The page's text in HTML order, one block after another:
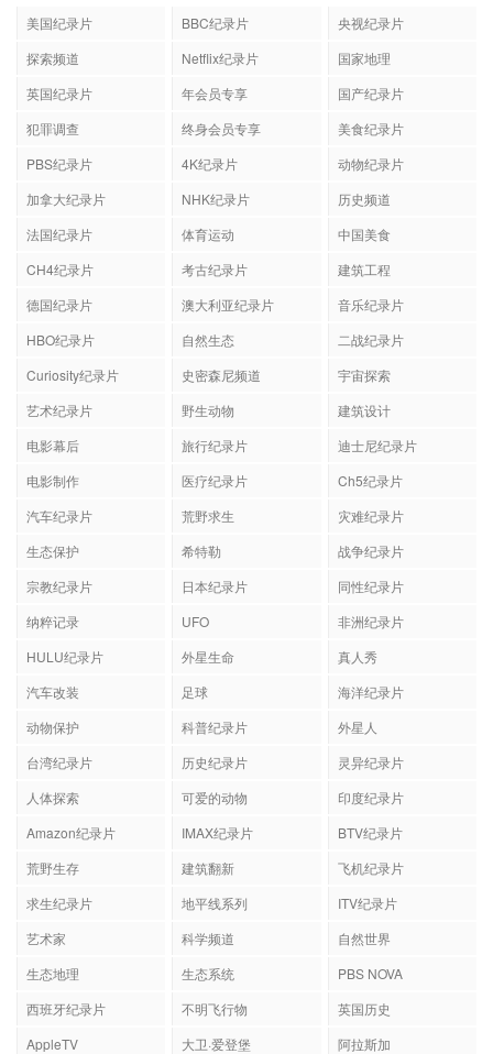
美国纪录片 BBC纪录片
央视纪录片
探索频道
Netflix纪录片
国家地理
英国纪录片
年会员专享
国产纪录片
犯罪调查
终身会员专享
美食纪录片
PBS纪录片
4K纪录片
动物纪录片
加拿大纪录片
NHK纪录片
历史频道
法国纪录片
体育运动
中国美食
CH4纪录片
考古纪录片
建筑工程
德国纪录片
澳大利亚纪录片
音乐纪录片
HBO纪录片
自然生态
二战纪录片
Curiosity纪录片
史密森尼频道
宇宙探索
艺术纪录片
野生动物
建筑设计
电影幕后
旅行纪录片
迪士尼纪录片
电影制作
医疗纪录片
Ch5纪录片
汽车纪录片
荒野求生
灾难纪录片
生态保护
希特勒
战争纪录片
宗教纪录片
日本纪录片
同性纪录片
纳粹记录
UFO
非洲纪录片
HULU纪录片
外星生命
真人秀
汽车改装
足球
海洋纪录片
动物保护
科普纪录片
外星人
台湾纪录片
历史纪录片
灵异纪录片
人体探索
可爱的动物
印度纪录片
Amazon纪录片
IMAX纪录片
BTV纪录片
荒野生存
建筑翻新
飞机纪录片
求生纪录片
地平线系列
ITV纪录片
艺术家
科学频道
自然世界
生态地理
生态系统
PBS NOVA
西班牙纪录片
不明飞行物
英国历史
AppleTV
大卫·爱登堡
阿拉斯加